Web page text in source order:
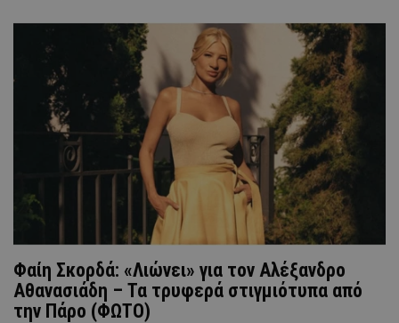
Φαίη Σκορδά: «Λιώνει» για τον Αλέξανδρο
Αθανασιάδη – Τα τρυφερά στιγμιότυπα από
την Πάρο (ΦΩΤΟ)